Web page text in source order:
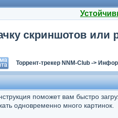
скриншотов или
Торрент-трекер NNM-Club->
поможет вам быстро
одновременно много картинок.